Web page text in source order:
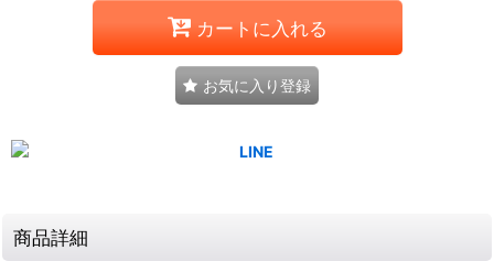
カートに入れる
お気に入り登録
商品詳細